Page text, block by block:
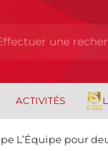
ACTIVITÉS
L’Équipe pour